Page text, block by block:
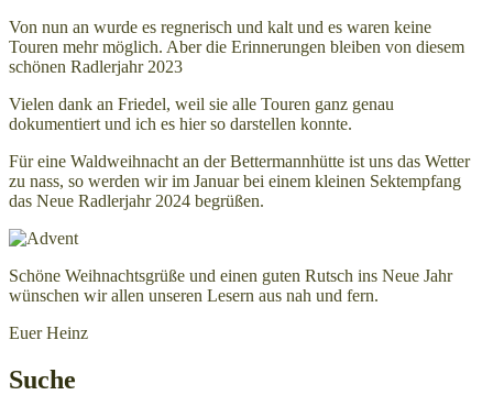
Von nun an wurde es regnerisch und kalt und es waren keine
Touren mehr möglich. Aber die Erinnerungen bleiben von diesem
schönen Radlerjahr 2023
Vielen dank an Friedel, weil sie alle Touren ganz genau
dokumentiert und ich es hier so darstellen konnte.
Für eine Waldweihnacht an der Bettermannhütte ist uns das Wetter
zu nass, so werden wir im Januar bei einem kleinen Sektempfang
das Neue Radlerjahr 2024 begrüßen.
Schöne Weihnachtsgrüße und einen guten Rutsch ins Neue Jahr
wünschen wir allen unseren Lesern aus nah und fern.
Euer Heinz
Suche